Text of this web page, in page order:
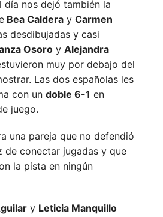
día nos dejó también la
Bea Caldera y Carmen
desdibujadas y casi
Osoro y Alejandra
muy por debajo del
Las dos españolas les
con un doble 6-1 en
juego.
una pareja que no defendió
de conectar jugadas y que
la pista en ningún
y Leticia Manquillo